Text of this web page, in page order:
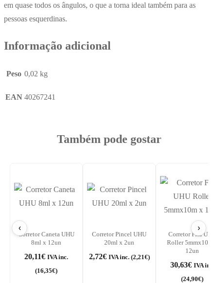
em quase todos os ângulos, o que a torna ideal também para as
pessoas esquerdinas.
Informação adicional
Peso 0,02 kg
EAN 40267241
Também pode gostar
Corretor Caneta UHU
8ml x 12un
20,11€ IVA inc.
(16,35€)
Corretor Pincel UHU
20ml x 2un
2,72€ IVA inc. (2,21€)
Corretor Fita UHU
Roller 5mmx10m x
12un
30,63€ IVA inc.
(24,90€)
‹ ›